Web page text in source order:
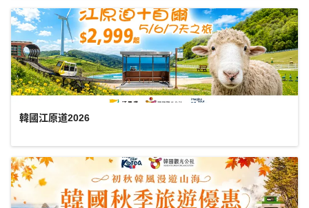
韓國江原道2026